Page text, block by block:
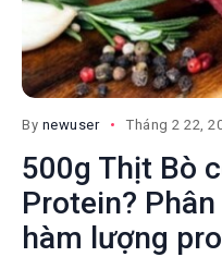
By newuser Tháng 2 22,
500g Thịt Bò
Protein?
hàm lượng